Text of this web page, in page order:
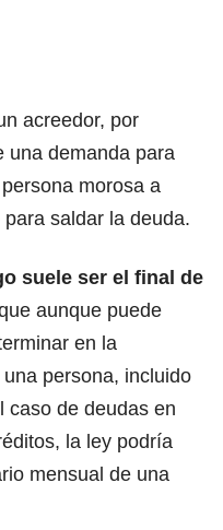
acreedor, por
una demanda para
morosa a
saldar la deuda.
suele ser el final de
aunque puede
en la
persona, incluido
caso de deudas en
la ley podría
mensual de una